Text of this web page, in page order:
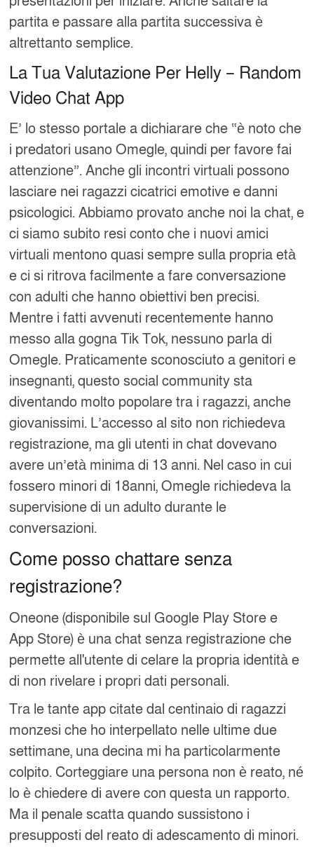
partita e passare alla partita successiva è
altrettanto semplice.
La Tua Valutazione Per Helly – Random
Video Chat App
E’ lo stesso portale a dichiarare che “è noto che
i predatori usano Omegle, quindi per favore fai
attenzione”. Anche gli incontri virtuali possono
lasciare nei ragazzi cicatrici emotive e danni
psicologici. Abbiamo provato anche noi la chat, e
ci siamo subito resi conto che i nuovi amici
virtuali mentono quasi sempre sulla propria età
e ci si ritrova facilmente a fare conversazione
con adulti che hanno obiettivi ben precisi.
Mentre i fatti avvenuti recentemente hanno
messo alla gogna Tik Tok, nessuno parla di
Omegle. Praticamente sconosciuto a genitori e
insegnanti, questo social community sta
diventando molto popolare tra i ragazzi, anche
giovanissimi. L’accesso al sito non richiedeva
registrazione, ma gli utenti in chat dovevano
avere un’età minima di 13 anni. Nel caso in cui
fossero minori di 18anni, Omegle richiedeva la
supervisione di un adulto durante le
conversazioni.
Come posso chattare senza
registrazione?
Oneone (disponibile sul Google Play Store e
App Store) è una chat senza registrazione che
permette all'utente di celare la propria identità e
di non rivelare i propri dati personali.
Tra le tante app citate dal centinaio di ragazzi
monzesi che ho interpellato nelle ultime due
settimane, una decina mi ha particolarmente
colpito. Corteggiare una persona non è reato, né
lo è chiedere di avere con questa un rapporto.
Ma il penale scatta quando sussistono i
presupposti del reato di adescamento di minori.